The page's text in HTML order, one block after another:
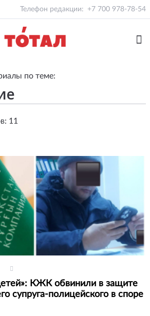
Телефон редакции: +7 700 978-78-54
по теме:
11
КЖК обвинили в защите
супруга-полицейского в споре